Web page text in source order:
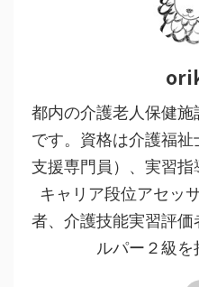
都内の介護老人保健
です。資格は介護福
支援専門員）、実習指
キャリア段位アセッ
者、介護技能実習評
ルパー２級を